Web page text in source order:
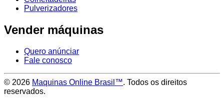
Pulverizadores
Vender máquinas
Quero anúnciar
Fale conosco
© 2026 Maquinas Online Brasil™. Todos os direitos
reservados.